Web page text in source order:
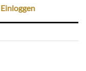
Einloggen